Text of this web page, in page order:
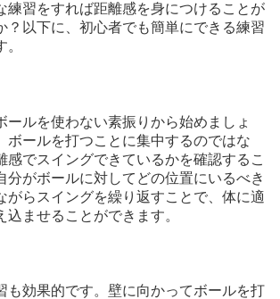
練習をすれば距離感を身につけることが
？以下に、初心者でも簡単にできる練習
ールを使わない素振りから始めましょ
ボールを打つことに集中するのではな
感でスイングできているかを確認するこ
分がボールに対してどの位置にいるべき
がらスイングを繰り返すことで、体に適
込ませることができます。
も効果的です。壁に向かってボールを打